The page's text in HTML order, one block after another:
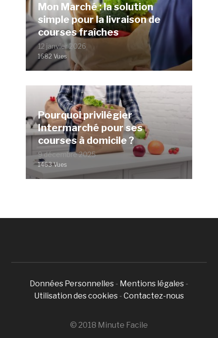
Mon Marché : la solution
simple pour la livraison de
courses fraîches
12 janvier 2026
1682 Vues
Pourquoi privilégier
Intermarché pour ses
courses à domicile ?
9 décembre 2025
1463 Vues
Données Personnelles - Mentions légales -
Utilisation des cookies - Contactez-nous
© 2018 Minute Facile